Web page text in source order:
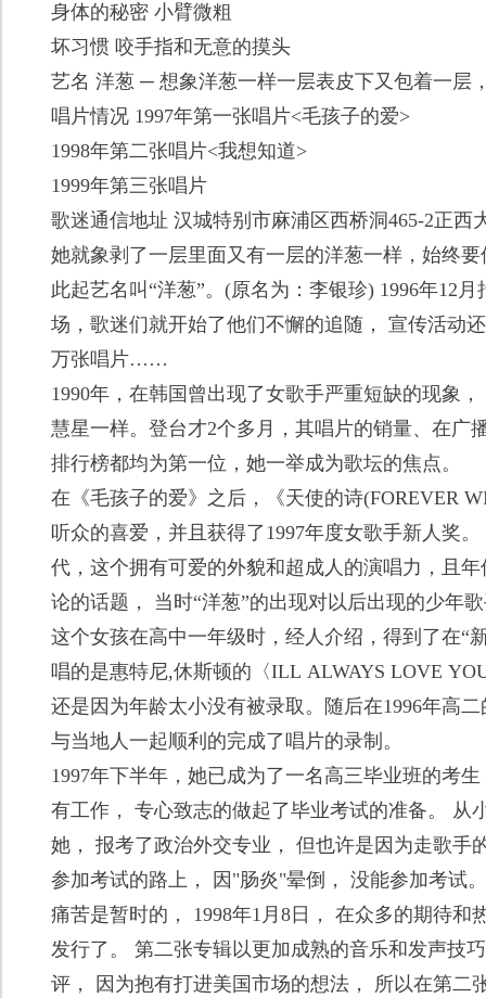
身体的秘密 小臂微粗
坏习惯 咬手指和无意的摸头
艺名 洋葱 ─ 想象洋葱一样一层表皮下又包着一层
唱片情况 1997年第一张唱片<毛孩子的爱>
1998年第二张唱片<我想知道>
1999年第三张唱片
歌迷通信地址 汉城特别市麻浦区西桥洞465-2正西
她就象剥了一层里面又有一层的洋葱一样，始终
此起艺名叫“洋葱”。(原名为：李银珍) 1996年12
场，歌迷们就开始了他们不懈的追随， 宣传活动
万张唱片……
1990年，在韩国曾出现了女歌手严重短缺的现象
慧星一样。登台才2个多月，其唱片的销量、在广
排行榜都均为第一位，她一举成为歌坛的焦点。
在《毛孩子的爱》之后，《天使的诗(FOREVER
听众的喜爱，并且获得了1997年度女歌手新人奖
代，这个拥有可爱的外貌和超成人的演唱力，且
论的话题， 当时“洋葱”的出现对以后出现的少年
这个女孩在高中一年级时，经人介绍，得到了在“
唱的是惠特尼,休斯顿的〈ILL ALWAYS LOVE
还是因为年龄太小没有被录取。随后在1996年高
与当地人一起顺利的完成了唱片的录制。
1997年下半年，她已成为了一名高三毕业班的考
有工作， 专心致志的做起了毕业考试的准备。 从
她， 报考了政治外交专业， 但也许是因为走歌手
参加考试的路上， 因"肠炎"晕倒， 没能参加考试。
痛苦是暂时的， 1998年1月8日， 在众多的期待和
发行了。 第二张专辑以更加成熟的音乐和发声技
评， 因为抱有打进美国市场的想法， 所以在第二